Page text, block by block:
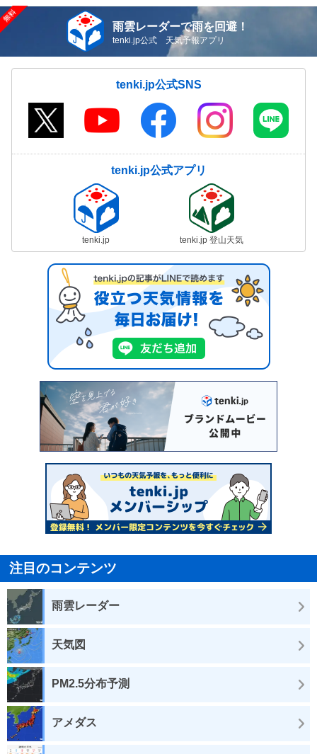
雨雲レーダーで雨を回避！
tenki.jp公式 天気予報アプリ
tenki.jp公式SNS
tenki.jp公式アプリ
tenki.jp tenki.jp 登山天気
注目のコンテンツ
雨雲レーダー
天気図
PM2.5分布予測
アメダス